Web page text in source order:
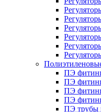
ПЭ
ПЭ
ПЭ
ПЭ
ПЭ трубы